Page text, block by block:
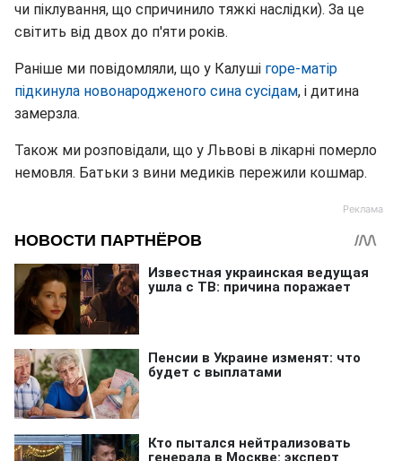
чи піклування, що спричинило тяжкі наслідки). За це
світить від двох до п'яти років.
Раніше ми повідомляли, що у Калуші горе-матір
підкинула новонародженого сина сусідам, і дитина
замерзла.
Також ми розповідали, що у Львові в лікарні померло
немовля. Батьки з вини медиків пережили кошмар.